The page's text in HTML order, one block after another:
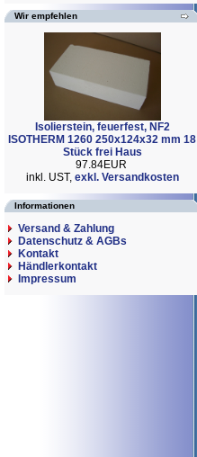
Wir empfehlen
Isolierstein, feuerfest, NF2
ISOTHERM 1260 250x124x32 mm 18
Stück frei Haus
97.84EUR
inkl. UST, exkl. Versandkosten
Informationen
Versand & Zahlung
Datenschutz & AGBs
Kontakt
Händlerkontakt
Impressum